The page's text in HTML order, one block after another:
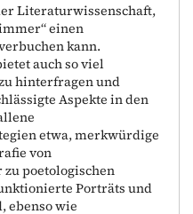
Literaturwissenschaft,
einen
kann.
auch so viel
hinterfragen und
Aspekte in den
etwa, merkwürdige
von
poetologischen
Porträts und
ebenso wie